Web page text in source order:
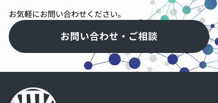
お気軽にお問い合わせください。
お問い合わせ・ご相談